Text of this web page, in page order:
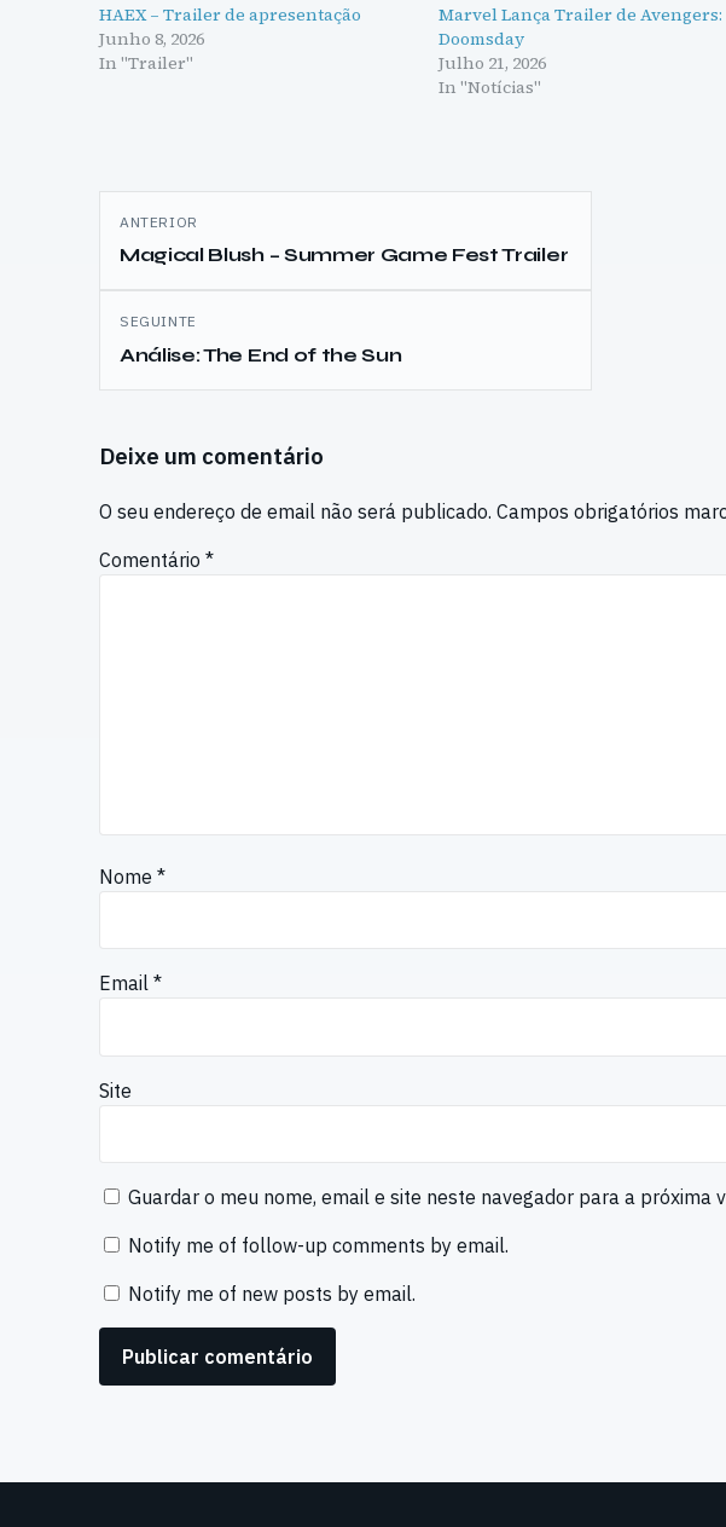
HAEX – Trailer de apresentação
Junho 8, 2026
In "Trailer"
Marvel Lança Trailer de Avengers:
Doomsday
Julho 21, 2026
In "Notícias"
Navegação
de
artigos
ANTERIOR
Magical Blush – Summer Game Fest Trailer
SEGUINTE
Análise: The End of the Sun
Deixe um comentário
O seu endereço de email não será publicado. Campos obrigatórios
Comentário *
Nome *
Email *
Site
Guardar o meu nome, email e site neste navegador para a próxima
Notify me of follow-up comments by email.
Notify me of new posts by email.